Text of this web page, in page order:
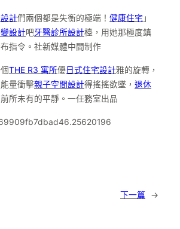
計們兩個都是失衡的極端！ 健康住宅 」
設計吧牙醫診所設計檯，用她那極度鎮
指令。社新媒體中間制作
THE R3 寓所優日式住宅設計雅的旋轉，
量衝擊親子空間設計得搖搖欲墜， 退休
所未有的平靜。一任務室出品
下一篇 →